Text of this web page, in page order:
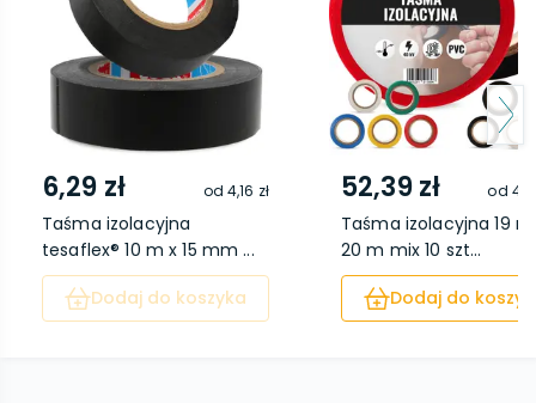
6,29 zł od4,16 zł
Taśma izolacyjna
tesaflex® 10 m x 15 mm ...
Dodaj do koszyka
52,39 zł od
Taśma izolacyjna 19
20 m mix 10 szt...
Dodaj do